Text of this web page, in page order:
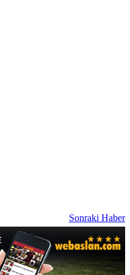
Sonraki Haber